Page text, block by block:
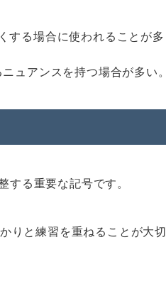
する場合に使われることが多
ュアンスを持つ場合が多い。
る重要な記号です。
りと練習を重ねることが大切